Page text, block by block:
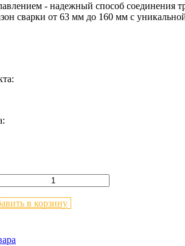
- надежный способ соединения
сварки от 63 мм до 160 мм с
в корзину